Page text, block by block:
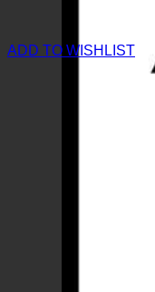
ADD TO WISHLIST